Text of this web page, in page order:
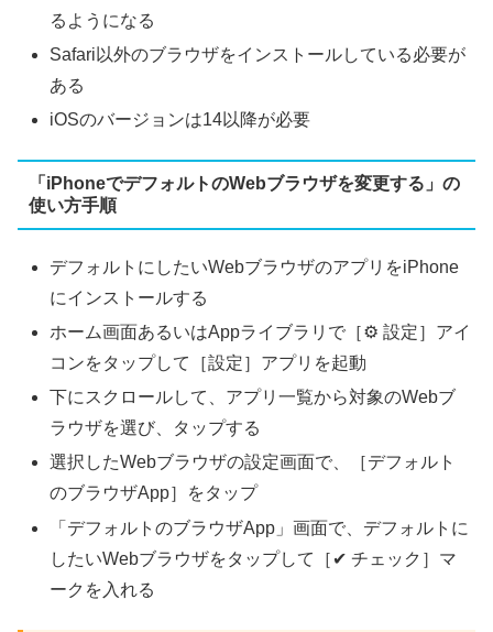
るようになる
Safari以外のブラウザをインストールしている必要が
ある
iOSのバージョンは14以降が必要
「iPhoneでデフォルトのWebブラウザを変更する」の
使い方手順
デフォルトにしたいWebブラウザのアプリをiPhone
にインストールする
ホーム画面あるいはAppライブラリで［⚙ 設定］アイ
コンをタップして［設定］アプリを起動
下にスクロールして、アプリ一覧から対象のWebブ
ラウザを選び、タップする
選択したWebブラウザの設定画面で、［デフォルト
のブラウザApp］をタップ
「デフォルトのブラウザApp」画面で、デフォルトに
したいWebブラウザをタップして［✔ チェック］マ
ークを入れる